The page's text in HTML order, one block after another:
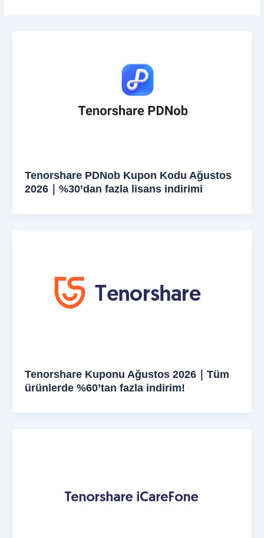
Tenorshare PDNob Kupon Kodu Ağustos
2026｜%30’dan fazla lisans indirimi
Tenorshare Kuponu Ağustos 2026｜Tüm
ürünlerde %60’tan fazla indirim!